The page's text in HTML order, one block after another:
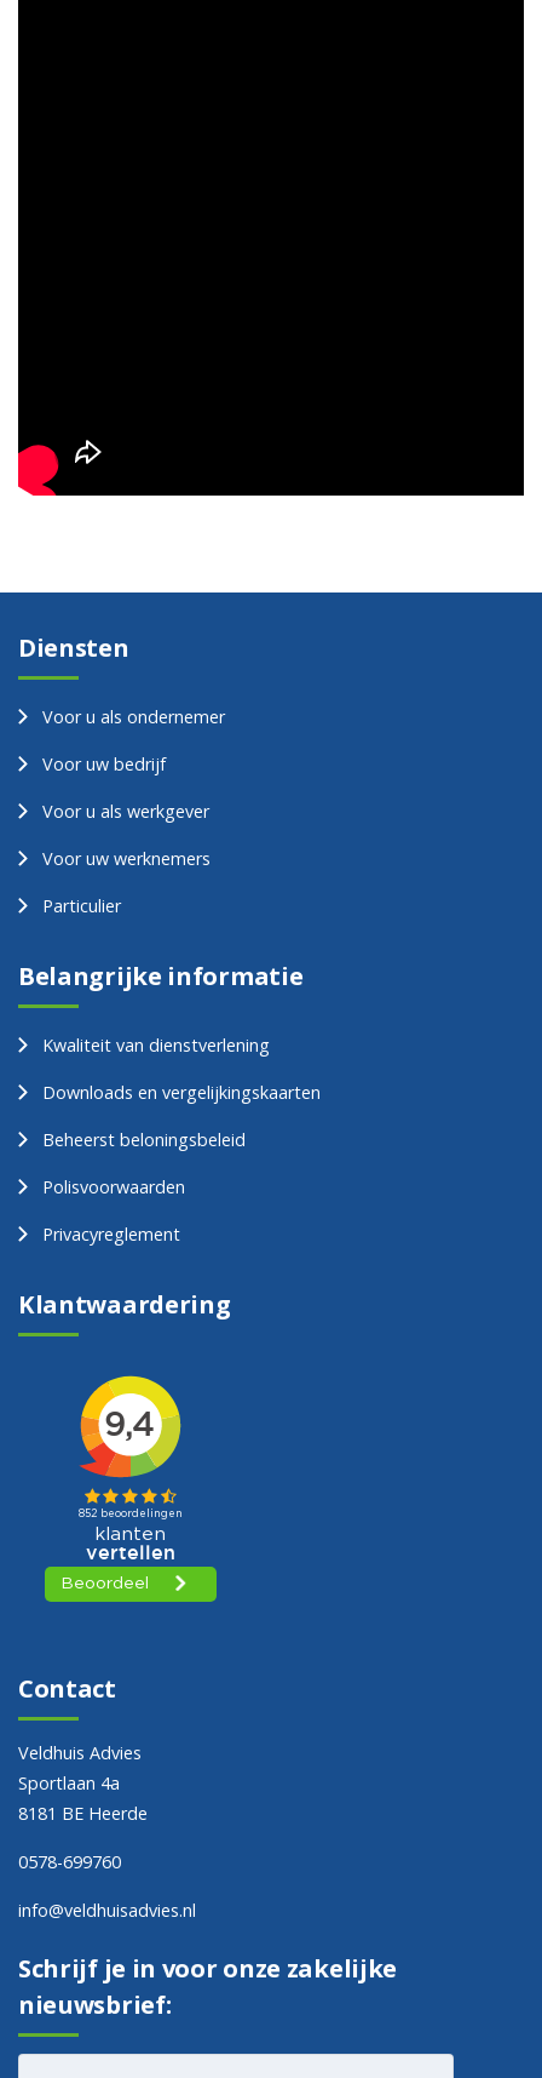
Diensten
Voor u als ondernemer
Voor uw bedrijf
Voor u als werkgever
Voor uw werknemers
Particulier
Belangrijke informatie
Kwaliteit van dienstverlening
Downloads en vergelijkingskaarten
Beheerst beloningsbeleid
Polisvoorwaarden
Privacyreglement
Klantwaardering
Contact
Veldhuis Advies
Sportlaan 4a
8181 BE Heerde
0578-699760
info@veldhuisadvies.nl
Schrijf je in voor onze zakelijke
nieuwsbrief: